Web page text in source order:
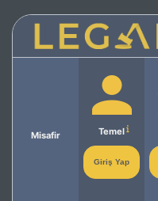
Misafir Temel
Giriş Yap